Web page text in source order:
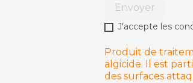
Envoyer
J'accepte les
Produit de
algicide. Il est
des surfaces